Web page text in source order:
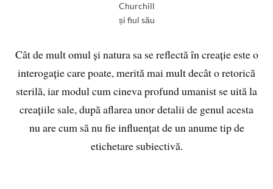
Churchill
și fiul său
Cât de mult omul și natura sa se reflectă în creație este o
interogație care poate, merită mai mult decât o retorică
sterilă, iar modul cum cineva profund umanist se uită la
creațiile sale, după aflarea unor detalii de genul acesta
nu are cum să nu fie influențat de un anume tip de
etichetare subiectivă.